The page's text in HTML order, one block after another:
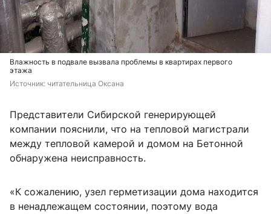
Влажность в подвале вызвала проблемы в квартирах первого
этажа
Источник: читательница Оксана
Представители Сибирской генерирующей
компании пояснили, что на тепловой магистрали
между тепловой камерой и домом на Бетонной
обнаружена неисправность.
«К сожалению, узел герметизации дома находится
в ненадлежащем состоянии, поэтому вода